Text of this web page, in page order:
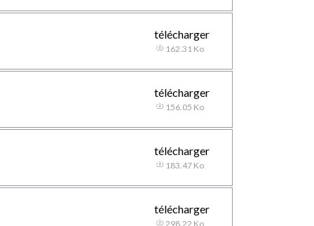
télécharger
162.31 Ko
télécharger
156.05 Ko
télécharger
183.47 Ko
télécharger
298.22 Ko